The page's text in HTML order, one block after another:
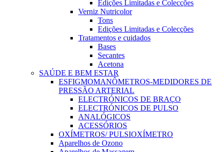
Edições Limitadas e Colecções
Verniz Nutricolor
Tons
Edições Limitadas e Colecções
Tratamentos e cuidados
Bases
Secantes
Acetona
SAÚDE E BEM ESTAR
ESFIGMOMANÔMETROS-MEDIDORES DE
PRESSÃO ARTERIAL
ELECTRÓNICOS DE BRAÇO
ELECTRÓNICOS DE PULSO
ANALÓGICOS
ACESSÓRIOS
OXÍMETROS/ PULSIOXÍMETRO
Aparelhos de Ozono